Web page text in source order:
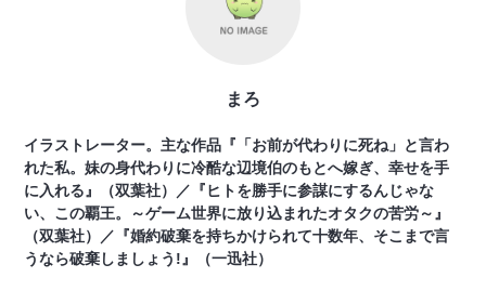
まろ
イラストレーター。主な作品『「お前が代わりに死ね」と言わ
れた私。妹の身代わりに冷酷な辺境伯のもとへ嫁ぎ、幸せを手
に入れる』（双葉社）／『ヒトを勝手に参謀にするんじゃな
い、この覇王。～ゲーム世界に放り込まれたオタクの苦労～』
（双葉社）／『婚約破棄を持ちかけられて十数年、そこまで言
うなら破棄しましょう!』（一迅社）